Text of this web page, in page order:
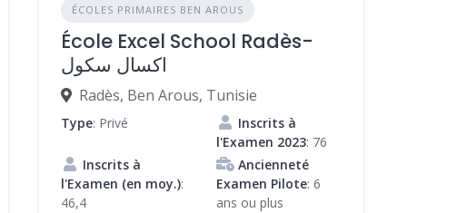
ÉCOLES PRIMAIRES BEN AROUS
École Excel School Radès-
اكسال سكول
Radès, Ben Arous, Tunisie
Type: Privé
Inscrits à
l'Examen 2023: 76
Inscrits à
l'Examen (en moy.):
46,4
Ancienneté
Examen Pilote: 6
ans ou plus